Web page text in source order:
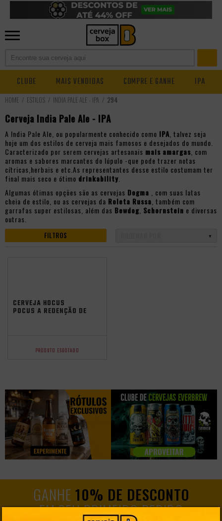
CLUBE MAIS VENDIDAS COMPRE E GANHE IPA
ESTILOS INDIA PALE ALE - IPA 294
Cerveja India Pale Ale - IPA
A India Pale Ale, ou popularmente conhecido como IPA , talvez seja
hoje um dos estilos de cerveja mais famosos e desejados do mundo.
Caracterizado por serem cervejas artesanais mais amargas , com
aromas e sabores marcantes do lúpulo -que pode trazer notas
cítricas,herbais e etc.As representantes desse estilo costumam ter
final mais seco e ótimo drinkability
Algumas ótimas opções são as cervejas Dogma
, com suas latas
cheia de estilo, ou as cervejas da Roleta Russa , também com
garrafas super estilosas, além das Bewdog Schornstein e diversas
outras.
FILTROS
CERVEJA HOCUS
POCUS A REDENÇÃO DE
PRODUTO ESGOTADO
GANHE 10% DE DESCONTO
EM SEU PRIMEIRO PEDIDO